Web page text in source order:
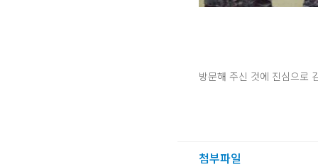
방문해 주신 것에 진심으로
첨부파일